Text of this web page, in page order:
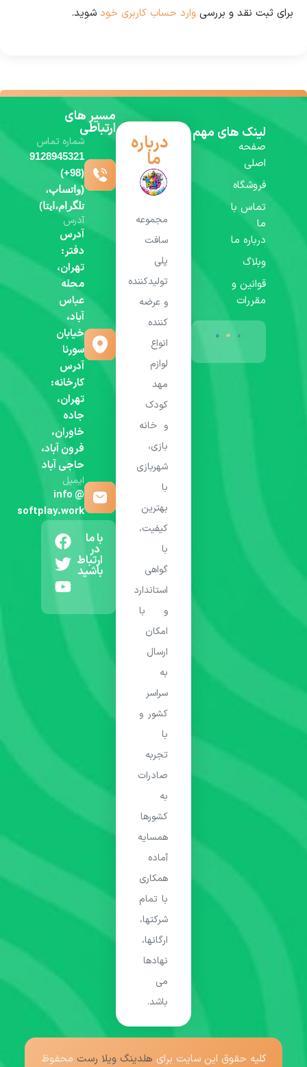
برای ثبت نقد و بررسی وارد حساب کاربری خود شوید.
لینک های مهم
صفحه
اصلی
فروشگاه
تماس با
ما
درباره ما
وبلاگ
قوانین و
مقررات
درباره
ما
مجموعه
سافت
پلی
تولیدکننده
و عرضه
کننده
انواع
لوازم
مهد
کودک
و خانه
بازی،
شهربازی
با
بهترین
کیفیت،
با
گواهی
استاندارد
و با
امکان
ارسال
به
سراسر
کشور و
با
تجربه
صادرات
به
کشورها
همسایه
آماده
همکاری
با تمام
شرکتها،
ارگانها،
نهادها
می
باشد.
مسیر های
ارتباطی
شماره تماس
9128945321
(98+)
(واتساپ،
تلگرام،ایتا)
آدرس
آدرس
دفتر:
تهران،
محله
عباس
آباد،
خیابان
سورنا
آدرس
کارخانه:
تهران،
جاده
خاوران،
فرون آباد،
حاجی آباد
ایمیل
info @
softplay.work
با ما
در
ارتباط
باشید
کلیه حقوق این سایت برای هلدینگ ویلا رست محفوظ